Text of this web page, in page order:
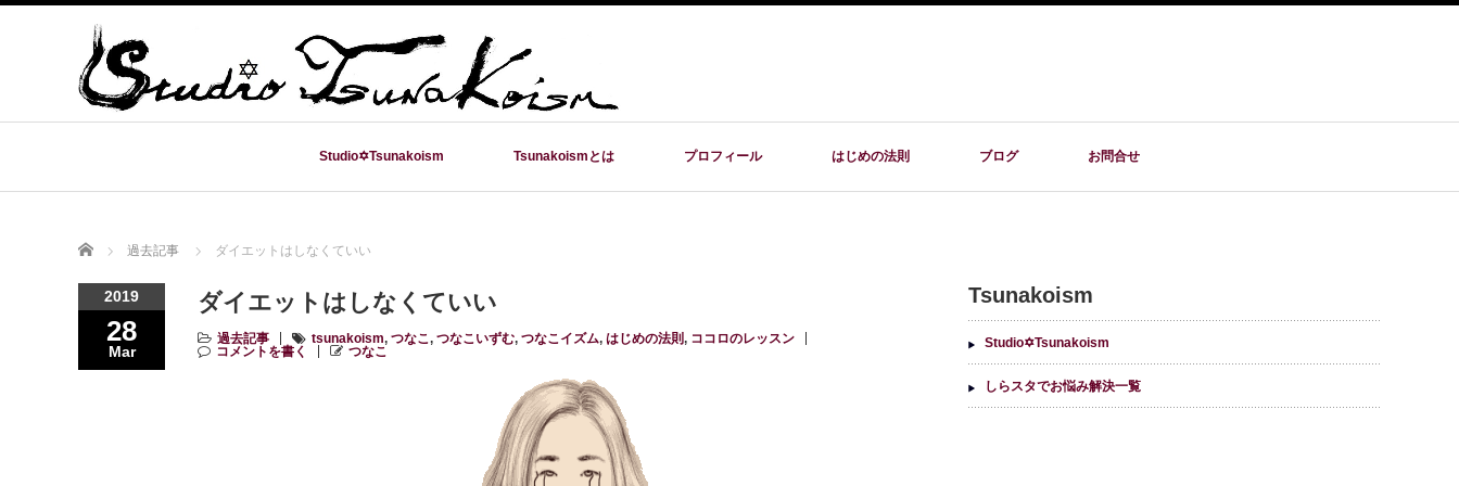
Studio✡Tsunakoism Tsunakoismとは プロフィール はじめの法則 ブログ お問合せ
Home 過去記事 ダイエットはしなくていい
2019
28
Mar
ダイエットはしなくていい
過去記事 tsunakoism, つなこ, つなこいずむ, つなこイズム, はじめの法則, ココロのレッスン
コメントを書く
つなこ
Tsunakoism
Studio✡Tsunakoism
しらスタでお悩み解決一覧